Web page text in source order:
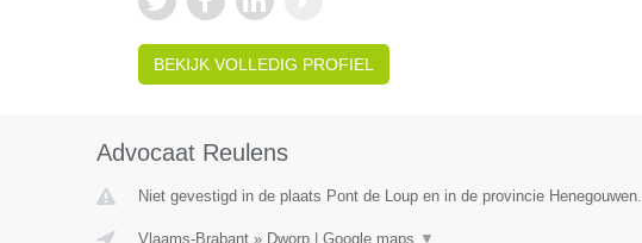
BEKIJK VOLLEDIG PROFIEL
Advocaat Reulens
Niet gevestigd in de plaats Pont de Loup en in de provincie Henegouwen.
Vlaams-Brabant» Dworp| Google maps ▼